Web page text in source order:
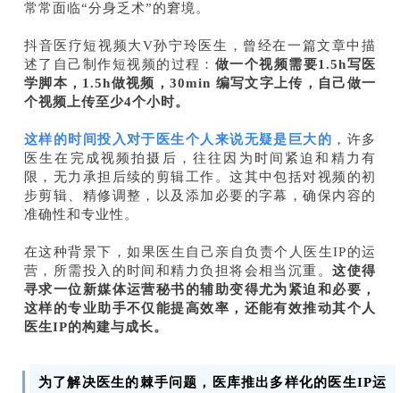
常常面临“分身乏术”的窘境。
抖音医疗短视频大V孙宁玲医生，曾经在一篇文章中描
述了自己制作短视频的过程： 做一个视频需要1.5h写医
学脚本，1.5h做视频，30min 编写文字上传，自己做一
个视频上传至少4个小时。
这样的时间投入对于医生个人来说无疑是巨大的 ，许多
医生在完成视频拍摄后，往往因为时间紧迫和精力有
限，无力承担后续的剪辑工作。这其中包括对视频的初
步剪辑、精修调整，以及添加必要的字幕，确保内容的
准确性和专业性。
在这种背景下，如果医生自己亲自负责个人医生IP的运
营，所需投入的时间和精力负担将会相当沉重。这使得
寻求一位新媒体运营秘书的辅助变得尤为紧迫和必要，
这样的专业助手不仅能提高效率，还能有效推动其个人
医生IP的构建与成长。
为了解决医生的棘手问题，医库推出多样化的医生IP运